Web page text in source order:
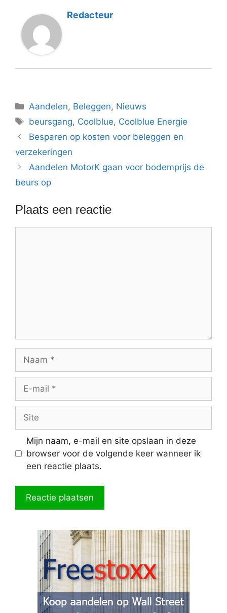
Redacteur
Categorieën
Aandelen, Beleggen, Nieuws
Tags
beursgang, Coolblue, Coolblue Energie
Besparen op kosten voor beleggen en
verzekeringen
Aandelen MotorK gaan voor bodemprijs de
beurs op
Plaats een reactie
Naam
Site
Mijn naam, e-mail en site opslaan in deze
browser voor de volgende keer wanneer ik
een reactie plaats.